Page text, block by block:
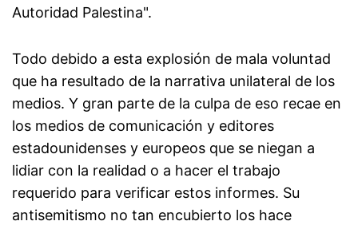
Autoridad Palestina".
Todo debido a esta explosión de mala voluntad
que ha resultado de la narrativa unilateral de los
medios. Y gran parte de la culpa de eso recae en
los medios de comunicación y editores
estadounidenses y europeos que se niegan a
lidiar con la realidad o a hacer el trabajo
requerido para verificar estos informes. Su
antisemitismo no tan encubierto los hace